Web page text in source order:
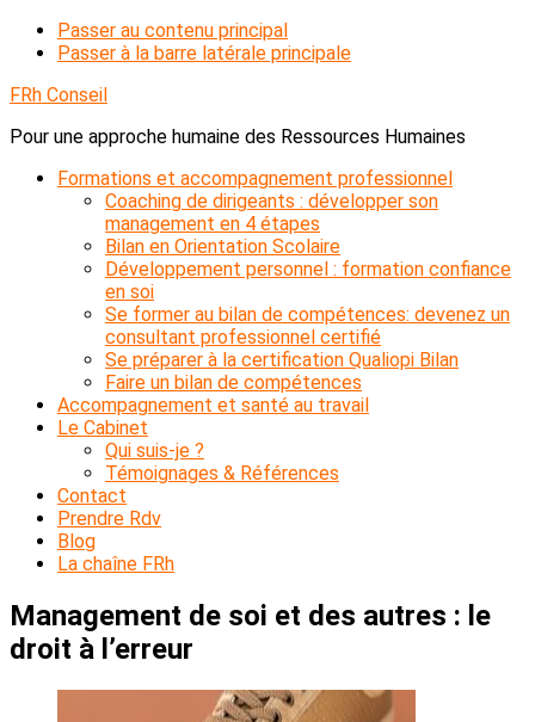
Passer au contenu principal
Passer à la barre latérale principale
FRh Conseil
Pour une approche humaine des Ressources Humaines
Formations et accompagnement professionnel
Coaching de dirigeants : développer son
management en 4 étapes
Bilan en Orientation Scolaire
Développement personnel : formation confiance
en soi
Se former au bilan de compétences: devenez un
consultant professionnel certifié
Se préparer à la certification Qualiopi Bilan
Faire un bilan de compétences
Accompagnement et santé au travail
Le Cabinet
Qui suis-je ?
Témoignages & Références
Contact
Prendre Rdv
Blog
La chaîne FRh
Management de soi et des autres : le
droit à l’erreur